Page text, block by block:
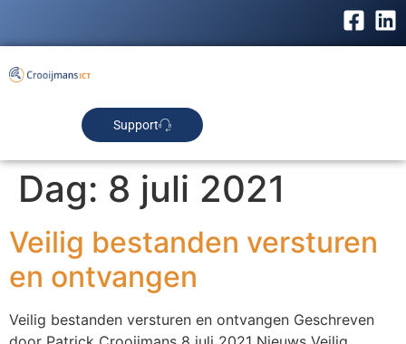
Support
Dag: 8 juli 2021
Veilig bestanden versturen
en ontvangen
Veilig bestanden versturen en ontvangen Geschreven